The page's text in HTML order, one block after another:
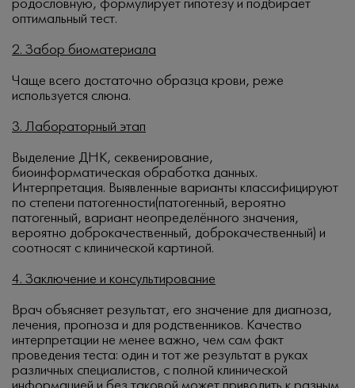
родословную, формулирует гипотезу и подбирает
оптимальный тест.
2. Забор биоматериала
Чаще всего достаточно образца крови, реже
используется слюна.
3. Лабораторный этап
Выделение ДНК, секвенирование,
биоинформатическая обработка данных.
Интерпретация. Выявленные варианты классифицируют
по степени патогенности(патогенный, вероятно
патогенный, вариант неопределённого значения,
вероятно доброкачественный, доброкачественный) и
соотносят с клинической картиной.
4. Заключение и консультирование
Врач объясняет результат, его значение для диагноза,
лечения, прогноза и для родственников. Качество
интерпретации не менее важно, чем сам факт
проведения теста: один и тот же результат в руках
различных специалистов, с полной клинической